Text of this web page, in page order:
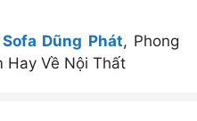
Sofa Dũng Phát, Phong
Hay Về Nội Thất